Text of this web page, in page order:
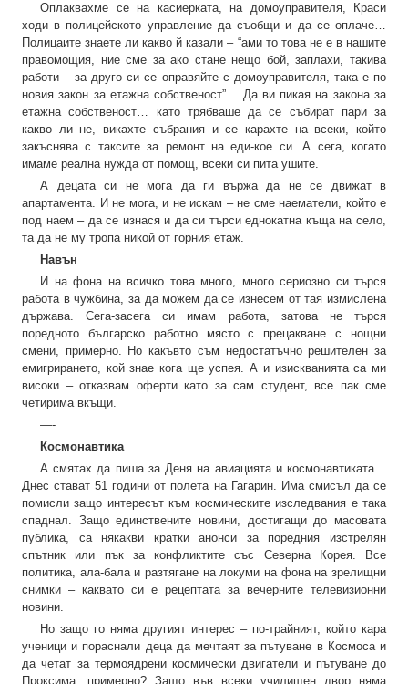
Оплаквахме се на касиерката, на домоуправителя, Краси
ходи в полицейското управление да съобщи и да се оплаче…
Полицаите знаете ли какво й казали – “ами то това не е в нашите
правомощия, ние сме за ако стане нещо бой, заплахи, такива
работи – за друго си се оправяйте с домоуправителя, така е по
новия закон за етажна собственост”… Да ви пикая на закона за
етажна собственост… като трябваше да се събират пари за
какво ли не, викахте събрания и се карахте на всеки, който
закъснява с таксите за ремонт на еди-кое си. А сега, когато
имаме реална нужда от помощ, всеки си пита ушите.
А децата си не мога да ги вържа да не се движат в
апартамента. И не мога, и не искам – не сме наематели, който е
под наем – да се изнася и да си търси еднокатна къща на село,
та да не му тропа никой от горния етаж.
Навън
И на фона на всичко това много, много сериозно си търся
работа в чужбина, за да можем да се изнесем от тая измислена
държава. Сега-засега си имам работа, затова не търся
поредното българско работно място с прецакване с нощни
смени, примерно. Но какъвто съм недостатъчно решителен за
емигрирането, кой знае кога ще успея. А и изискванията са ми
високи – отказвам оферти като за сам студент, все пак сме
четирима вкъщи.
—-
Космонавтика
А смятах да пиша за Деня на авиацията и космонавтиката…
Днес стават 51 години от полета на Гагарин. Има смисъл да се
помисли защо интересът към космическите изследвания е така
спаднал. Защо единствените новини, достигащи до масовата
публика, са някакви кратки анонси за поредния изстрелян
спътник или пък за конфликтите със Северна Корея. Все
политика, ала-бала и разтягане на локуми на фона на зрелищни
снимки – каквато си е рецептата за вечерните телевизионни
новини.
Но защо го няма другият интерес – по-трайният, който кара
ученици и пораснали деца да мечтаят за пътуване в Космоса и
да четат за термоядрени космически двигатели и пътуване до
Проксима, примерно? Защо във всеки училищен двор няма